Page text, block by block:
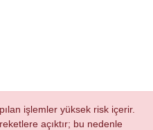
işlemler yüksek risk içerir.
açıktır; bu nedenle